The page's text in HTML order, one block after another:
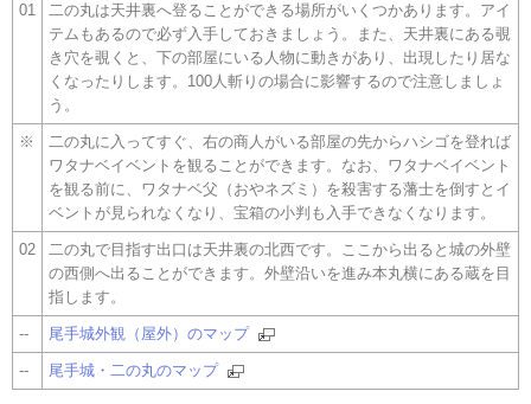
01
二の丸は天井裏へ登ることができる場所がいくつかあります。アイ
テムもあるので必ず入手しておきましょう。また、天井裏にある覗
き穴を覗くと、下の部屋にいる人物に動きがあり、出現したり居な
くなったりします。100人斬りの場合に影響するので注意しましょ
う。
※
二の丸に入ってすぐ、右の商人がいる部屋の先からハシゴを登れば
ワタナベイベントを観ることができます。なお、ワタナベイベント
を観る前に、ワタナベ父（おやネズミ）を殺害する藩士を倒すとイ
ベントが見られなくなり、宝箱の小判も入手できなくなります。
02
二の丸で目指す出口は天井裏の北西です。ここから出ると城の外壁
の西側へ出ることができます。外壁沿いを進み本丸横にある蔵を目
指します。
-- 尾手城外観（屋外）のマップ
-- 尾手城・二の丸のマップ